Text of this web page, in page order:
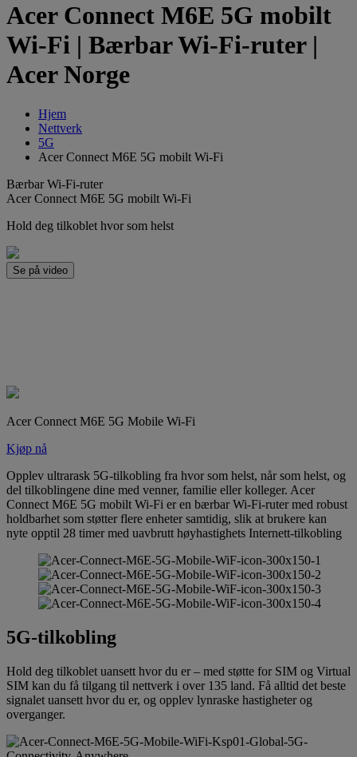
Acer Connect M6E 5G mobilt
Wi-Fi | Bærbar Wi-Fi-ruter |
Acer Norge
Hjem
Nettverk
5G
Acer Connect M6E 5G mobilt Wi-Fi
Bærbar Wi-Fi-ruter
Acer Connect M6E 5G mobilt Wi-Fi
Hold deg tilkoblet hvor som helst
Se på video
Acer Connect M6E 5G Mobile Wi-Fi
Kjøp nå
Opplev ultrarask 5G-tilkobling fra hvor som helst, når som helst, og
del tilkoblingene dine med venner, familie eller kolleger. Acer
Connect M6E 5G mobilt Wi-Fi er en bærbar Wi-Fi-ruter med robust
holdbarhet som støtter flere enheter samtidig, slik at brukere kan
nyte opptil 28 timer med uavbrutt høyhastighets Internett-tilkobling
5G-tilkobling
Hold deg tilkoblet uansett hvor du er – med støtte for SIM og Virtual
SIM kan du få tilgang til nettverk i over 135 land. Få alltid det beste
signalet uansett hvor du er, og opplev lynraske hastigheter og
overganger.